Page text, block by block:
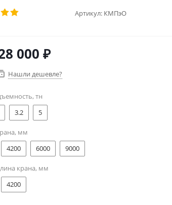
Артикул: КМПэО
000 ₽
Нашли дешевле?
тн
3.2 5
мм
4200 6000 9000
крана, мм
4200